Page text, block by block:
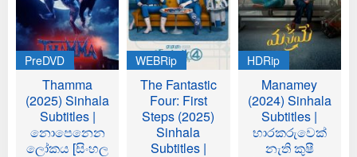
PreDVD
Thamma
(2025) Sinhala
Subtitles |
නොපෙනෙන
ලෝකය [සිංහල
WEBRip
The Fantastic
Four: First
Steps (2025)
Sinhala
Subtitles |
HDRip
Manamey
(2024) Sinhala
Subtitles |
භාරකරුවෙක්
නැති කුෂී